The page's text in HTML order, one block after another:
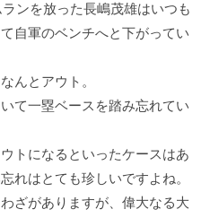
ンを放った長嶋茂雄はいつも
自軍のベンチへと下がってい
んとアウト。
て一塁ベースを踏み忘れてい
トになるといったケースはあ
れはとても珍しいですよね。
ざがありますが、偉大なる大